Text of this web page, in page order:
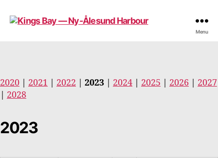
Harbour
Menu
2020 | 2021 | 2022 | 2023 | 2024 | 2025 | 2026 | 2027
| 2028
2023